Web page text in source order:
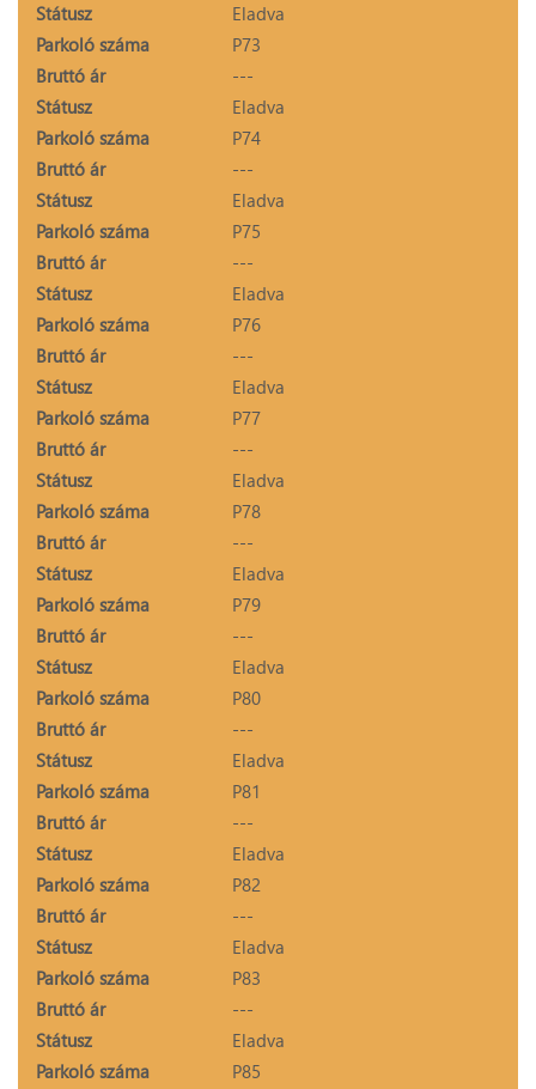
Státusz
Eladva
Parkoló száma
P73
Bruttó ár
---
Státusz
Eladva
Parkoló száma
P74
Bruttó ár
---
Státusz
Eladva
Parkoló száma
P75
Bruttó ár
---
Státusz
Eladva
Parkoló száma
P76
Bruttó ár
---
Státusz
Eladva
Parkoló száma
P77
Bruttó ár
---
Státusz
Eladva
Parkoló száma
P78
Bruttó ár
---
Státusz
Eladva
Parkoló száma
P79
Bruttó ár
---
Státusz
Eladva
Parkoló száma
P80
Bruttó ár
---
Státusz
Eladva
Parkoló száma
P81
Bruttó ár
---
Státusz
Eladva
Parkoló száma
P82
Bruttó ár
---
Státusz
Eladva
Parkoló száma
P83
Bruttó ár
---
Státusz
Eladva
Parkoló száma
P85